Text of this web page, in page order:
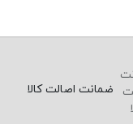
ضمانت اصالت کالا